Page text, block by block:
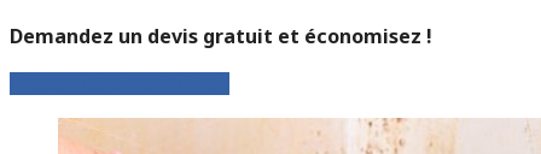
Demandez un devis gratuit et économisez !